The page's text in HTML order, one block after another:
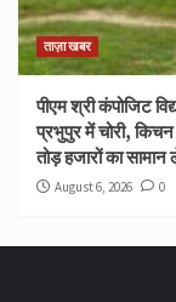
ताज़ा खबर
पीएम श्री कंपोजिट
प्रभुपुर में चोरी, किचन
तोड़ हजारों का
August 6, 2026 0